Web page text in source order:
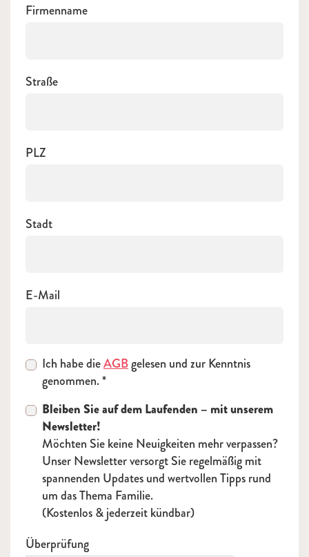
Firmenname
Straße
PLZ
Stadt
E-Mail
Ich habe dieAGBgelesen und zur Kenntnis
genommen.
Bleiben Sie auf dem Laufenden – mit unserem
Newsletter!
Möchten Sie keine Neuigkeiten mehr verpassen?
Unser Newsletter versorgt Sie regelmäßig mit
spannenden Updates und wertvollen Tipps rund
um das Thema Familie.
(Kostenlos & jederzeit kündbar)
Überprüfung